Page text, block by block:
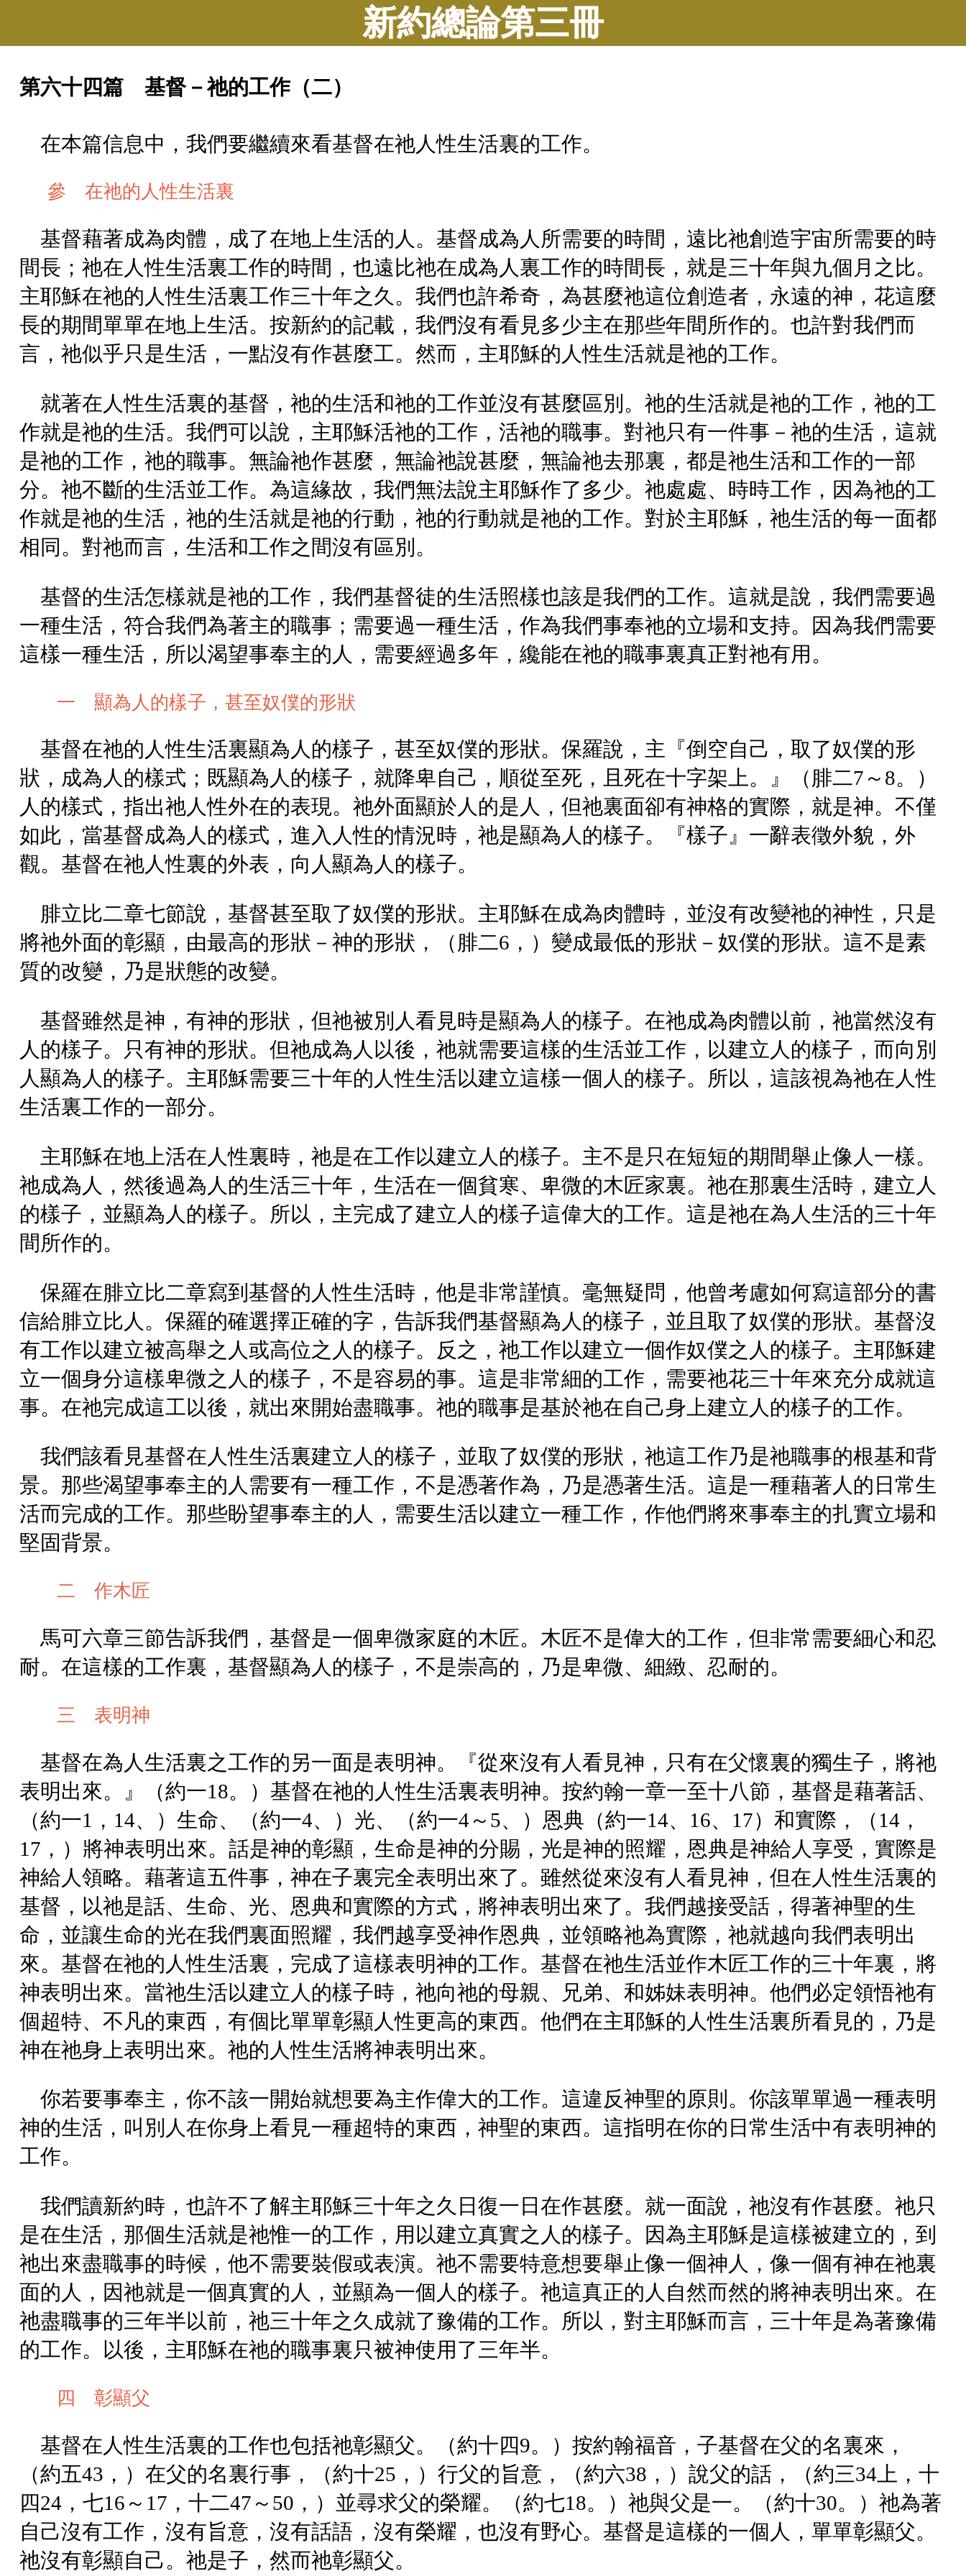
新約總論第三冊
第六十四篇 基督－祂的工作（二）
在本篇信息中，我們要繼續來看基督在祂人性生活裏的工作。
參 在祂的人性生活裏
基督藉著成為肉體，成了在地上生活的人。基督成為人所需要的時間，遠比祂創造宇宙所需要的時
間長；祂在人性生活裏工作的時間，也遠比祂在成為人裏工作的時間長，就是三十年與九個月之比。
主耶穌在祂的人性生活裏工作三十年之久。我們也許希奇，為甚麼祂這位創造者，永遠的神，花這麼
長的期間單單在地上生活。按新約的記載，我們沒有看見多少主在那些年間所作的。也許對我們而
言，祂似乎只是生活，一點沒有作甚麼工。然而，主耶穌的人性生活就是祂的工作。
就著在人性生活裏的基督，祂的生活和祂的工作並沒有甚麼區別。祂的生活就是祂的工作，祂的工
作就是祂的生活。我們可以說，主耶穌活祂的工作，活祂的職事。對祂只有一件事－祂的生活，這就
是祂的工作，祂的職事。無論祂作甚麼，無論祂說甚麼，無論祂去那裏，都是祂生活和工作的一部
分。祂不斷的生活並工作。為這緣故，我們無法說主耶穌作了多少。祂處處、時時工作，因為祂的工
作就是祂的生活，祂的生活就是祂的行動，祂的行動就是祂的工作。對於主耶穌，祂生活的每一面都
相同。對祂而言，生活和工作之間沒有區別。
基督的生活怎樣就是祂的工作，我們基督徒的生活照樣也該是我們的工作。這就是說，我們需要過
一種生活，符合我們為著主的職事；需要過一種生活，作為我們事奉祂的立場和支持。因為我們需要
這樣一種生活，所以渴望事奉主的人，需要經過多年，纔能在祂的職事裏真正對祂有用。
一 顯為人的樣子，甚至奴僕的形狀
基督在祂的人性生活裏顯為人的樣子，甚至奴僕的形狀。保羅說，主『倒空自己，取了奴僕的形
狀，成為人的樣式；既顯為人的樣子，就降卑自己，順從至死，且死在十字架上。』（腓二7～8。）
人的樣式，指出祂人性外在的表現。祂外面顯於人的是人，但祂裏面卻有神格的實際，就是神。不僅
如此，當基督成為人的樣式，進入人性的情況時，祂是顯為人的樣子。『樣子』一辭表徵外貌，外
觀。基督在祂人性裏的外表，向人顯為人的樣子。
腓立比二章七節說，基督甚至取了奴僕的形狀。主耶穌在成為肉體時，並沒有改變祂的神性，只是
將祂外面的彰顯，由最高的形狀－神的形狀，（腓二6，）變成最低的形狀－奴僕的形狀。這不是素
質的改變，乃是狀態的改變。
基督雖然是神，有神的形狀，但祂被別人看見時是顯為人的樣子。在祂成為肉體以前，祂當然沒有
人的樣子。只有神的形狀。但祂成為人以後，祂就需要這樣的生活並工作，以建立人的樣子，而向別
人顯為人的樣子。主耶穌需要三十年的人性生活以建立這樣一個人的樣子。所以，這該視為祂在人性
生活裏工作的一部分。
主耶穌在地上活在人性裏時，祂是在工作以建立人的樣子。主不是只在短短的期間舉止像人一樣。
祂成為人，然後過為人的生活三十年，生活在一個貧寒、卑微的木匠家裏。祂在那裏生活時，建立人
的樣子，並顯為人的樣子。所以，主完成了建立人的樣子這偉大的工作。這是祂在為人生活的三十年
間所作的。
保羅在腓立比二章寫到基督的人性生活時，他是非常謹慎。毫無疑問，他曾考慮如何寫這部分的書
信給腓立比人。保羅的確選擇正確的字，告訴我們基督顯為人的樣子，並且取了奴僕的形狀。基督沒
有工作以建立被高舉之人或高位之人的樣子。反之，祂工作以建立一個作奴僕之人的樣子。主耶穌建
立一個身分這樣卑微之人的樣子，不是容易的事。這是非常細的工作，需要祂花三十年來充分成就這
事。在祂完成這工以後，就出來開始盡職事。祂的職事是基於祂在自己身上建立人的樣子的工作。
我們該看見基督在人性生活裏建立人的樣子，並取了奴僕的形狀，祂這工作乃是祂職事的根基和背
景。那些渴望事奉主的人需要有一種工作，不是憑著作為，乃是憑著生活。這是一種藉著人的日常生
活而完成的工作。那些盼望事奉主的人，需要生活以建立一種工作，作他們將來事奉主的扎實立場和
堅固背景。
二 作木匠
馬可六章三節告訴我們，基督是一個卑微家庭的木匠。木匠不是偉大的工作，但非常需要細心和忍
耐。在這樣的工作裏，基督顯為人的樣子，不是崇高的，乃是卑微、細緻、忍耐的。
三 表明神
基督在為人生活裏之工作的另一面是表明神。『從來沒有人看見神，只有在父懷裏的獨生子，將祂
表明出來。』（約一18。）基督在祂的人性生活裏表明神。按約翰一章一至十八節，基督是藉著話、
（約一1，14、）生命、（約一4、）光、（約一4～5、）恩典（約一14、16、17）和實際，（14，
17，）將神表明出來。話是神的彰顯，生命是神的分賜，光是神的照耀，恩典是神給人享受，實際是
神給人領略。藉著這五件事，神在子裏完全表明出來了。雖然從來沒有人看見神，但在人性生活裏的
基督，以祂是話、生命、光、恩典和實際的方式，將神表明出來了。我們越接受話，得著神聖的生
命，並讓生命的光在我們裏面照耀，我們越享受神作恩典，並領略祂為實際，祂就越向我們表明出
來。基督在祂的人性生活裏，完成了這樣表明神的工作。基督在祂生活並作木匠工作的三十年裏，將
神表明出來。當祂生活以建立人的樣子時，祂向祂的母親、兄弟、和姊妹表明神。他們必定領悟祂有
個超特、不凡的東西，有個比單單彰顯人性更高的東西。他們在主耶穌的人性生活裏所看見的，乃是
神在祂身上表明出來。祂的人性生活將神表明出來。
你若要事奉主，你不該一開始就想要為主作偉大的工作。這違反神聖的原則。你該單單過一種表明
神的生活，叫別人在你身上看見一種超特的東西，神聖的東西。這指明在你的日常生活中有表明神的
工作。
我們讀新約時，也許不了解主耶穌三十年之久日復一日在作甚麼。就一面說，祂沒有作甚麼。祂只
是在生活，那個生活就是祂惟一的工作，用以建立真實之人的樣子。因為主耶穌是這樣被建立的，到
祂出來盡職事的時候，他不需要裝假或表演。祂不需要特意想要舉止像一個神人，像一個有神在祂裏
面的人，因祂就是一個真實的人，並顯為一個人的樣子。祂這真正的人自然而然的將神表明出來。在
祂盡職事的三年半以前，祂三十年之久成就了豫備的工作。所以，對主耶穌而言，三十年是為著豫備
的工作。以後，主耶穌在祂的職事裏只被神使用了三年半。
四 彰顯父
基督在人性生活裏的工作也包括祂彰顯父。（約十四9。）按約翰福音，子基督在父的名裏來，
（約五43，）在父的名裏行事，（約十25，）行父的旨意，（約六38，）說父的話，（約三34上，十
四24，七16～17，十二47～50，）並尋求父的榮耀。（約七18。）祂與父是一。（約十30。）祂為著
自己沒有工作，沒有旨意，沒有話語，沒有榮耀，也沒有野心。基督是這樣的一個人，單單彰顯父。
祂沒有彰顯自己。祂是子，然而祂彰顯父。